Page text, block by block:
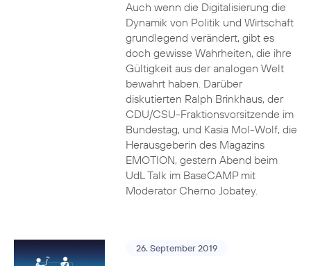
Auch wenn die Digitalisierung die
Dynamik von Politik und Wirtschaft
grundlegend verändert, gibt es
doch gewisse Wahrheiten, die ihre
Gültigkeit aus der analogen Welt
bewahrt haben. Darüber
diskutierten Ralph Brinkhaus, der
CDU/CSU-Fraktionsvorsitzende im
Bundestag, und Kasia Mol-Wolf, die
Herausgeberin des Magazins
EMOTION, gestern Abend beim
UdL Talk im BaseCAMP mit
Moderator Cherno Jobatey.
26. September 2019